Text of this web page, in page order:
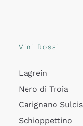
Vini Rossi
Lagrein
Nero di Troia
Carignano Sulcis
Schioppettino